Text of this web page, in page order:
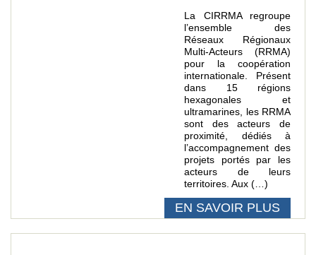
La CIRRMA regroupe
l’ensemble des
Réseaux Régionaux
Multi-Acteurs (RRMA)
pour la coopération
internationale. Présent
dans 15 régions
hexagonales et
ultramarines, les RRMA
sont des acteurs de
proximité, dédiés à
l’accompagnement des
projets portés par les
acteurs de leurs
territoires. Aux (…)
EN SAVOIR PLUS